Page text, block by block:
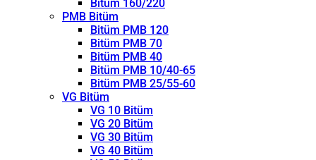
Bitüm 160/220
PMB Bitüm
Bitüm PMB 120
Bitüm PMB 70
Bitüm PMB 40
Bitüm PMB 10/40-65
Bitüm PMB 25/55-60
VG Bitüm
VG 10 Bitüm
VG 20 Bitüm
VG 30 Bitüm
VG 40 Bitüm